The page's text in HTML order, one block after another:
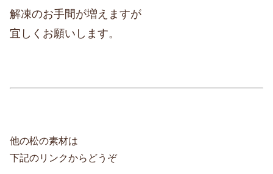
解凍のお手間が増えますが
宜しくお願いします。
他の松の素材は
下記のリンクからどうぞ